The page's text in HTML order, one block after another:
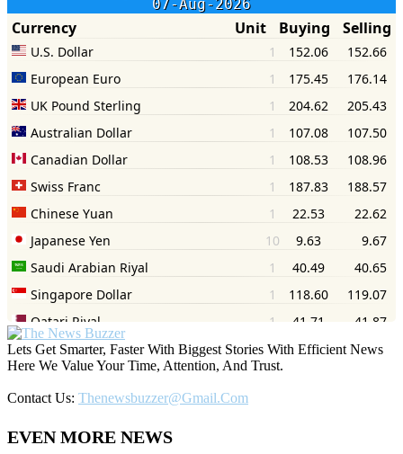
Lets Get Smarter, Faster With Biggest Stories With Efficient News
Here We Value Your Time, Attention, And Trust.
Contact Us: Thenewsbuzzer@gmail.com
EVEN MORE NEWS